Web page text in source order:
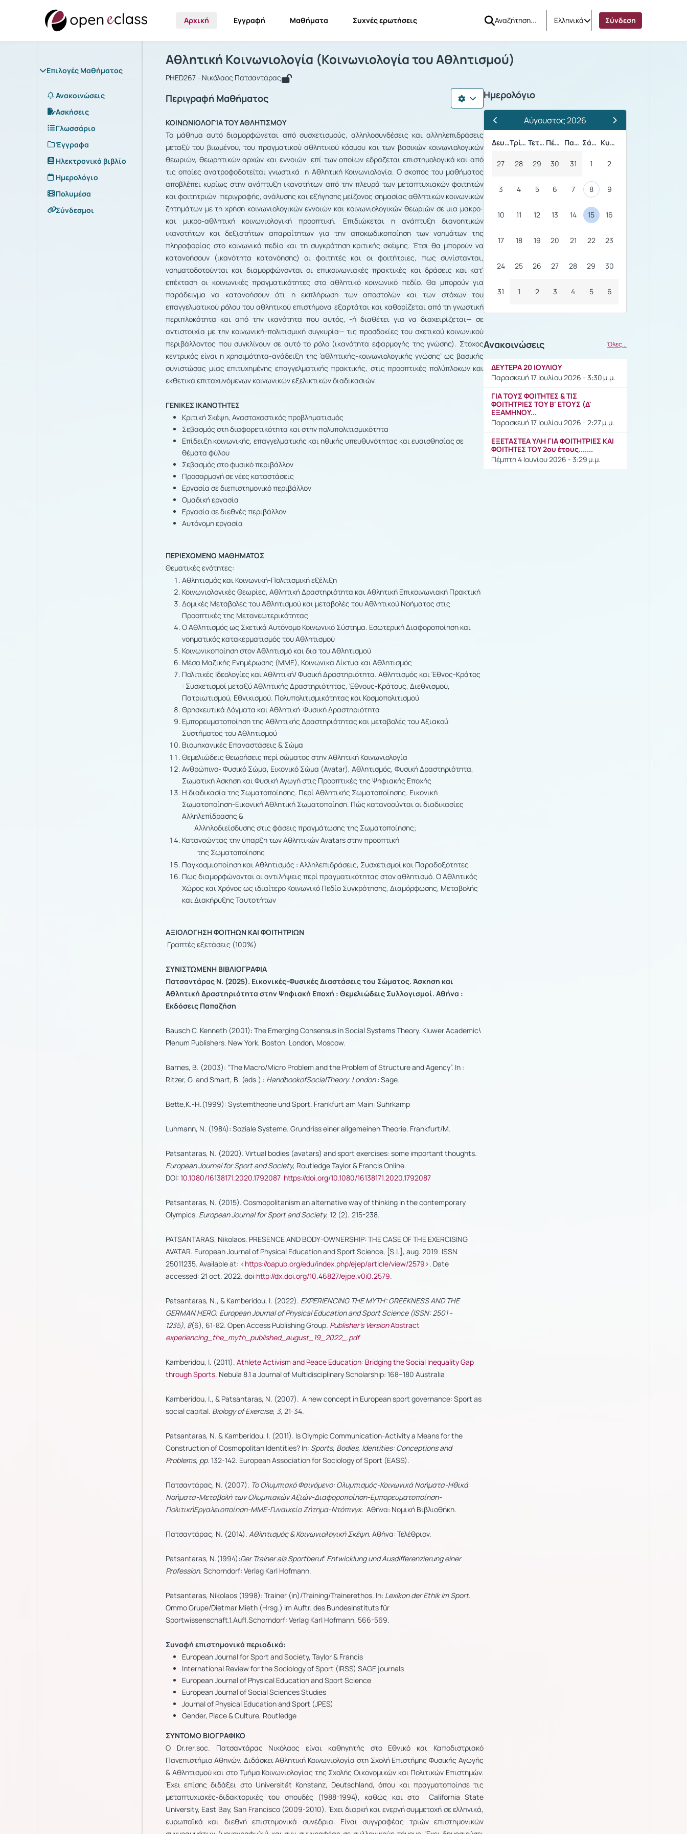
Αρχική Εγγραφή Μαθήματα Συχνές ερωτήσεις Ελληνικά Σύνδεση
Επιλογές Μαθήματος
Ανακοινώσεις
Ασκήσεις
Γλωσσάριο
Έγγραφα
Ηλεκτρονικό βιβλίο
Ημερολόγιο
Πολυμέσα
Σύνδεσμοι
Μάθημα : Αθλητική Κοινωνιολογία (Κοινωνιολογία του Αθλητισμού)
Αθλητική Κοινωνιολογία (Κοινωνιολογία του Αθλητισμού)
PHED267 - Νικόλαος Πατσαντάρας
Περιγραφή Μαθήματος
ΚΟΙΝΩΝΙΟΛΟΓΊΑ ΤΟΥ ΑΘΛΗΤΙΣΜΟΥ
Το μάθημα αυτό διαμορφώνεται από συσχετισμούς, αλληλοσυνδέσεις και αλληλεπιδράσεις
μεταξύ του βιωμένου, του πραγματικού αθλητικού κόσμου και των βασικών κοινωνιολογικών
θεωριών, θεωρητικών αρχών και εννοιών επί των οποίων εδράζεται επιστημολογικά και από
τις οποίες ανατροφοδοτείται γνωστικά η Αθλητική Κοινωνιολογία. Ο σκοπός του μαθήματος
αποβλέπει κυρίως στην ανάπτυξη ικανοτήτων από την πλευρά των μεταπτυχιακών φοιτητών
και φοιτητριών περιγραφής, ανάλυσης και εξήγησης μείζονος σημασίας αθλητικών κοινωνικών
ζητημάτων με τη χρήση κοινωνιολογικών εννοιών και κοινωνιολογικών θεωριών σε μια μακρο-
και μικρο-αθλητική κοινωνιολογική προοπτική. Επιδιώκεται η ανάπτυξη διανοητικών
ικανοτήτων και δεξιοτήτων απαραίτητων για την αποκωδικοποίηση των νοημάτων της
πληροφορίας στο κοινωνικό πεδίο και τη συγκρότηση κριτικής σκέψης. Έτσι θα μπορούν να
κατανοήσουν (ικανότητα κατανόησης) οι φοιτητές και οι φοιτήτριες, πως συνίστανται,
νοηματοδοτούνται και διαμορφώνονται οι επικοινωνιακές πρακτικές και δράσεις και κατ'
επέκταση οι κοινωνικές πραγματικότητες στο αθλητικό κοινωνικό πεδίο. Θα μπορούν για
παράδειγμα να κατανοήσουν ότι η εκπλήρωση των αποστολών και των στόχων του
επαγγελματικού ρόλου του αθλητικού επιστήμονα εξαρτάται και καθορίζεται από τη γνωστική
περιπλοκότητα και από την ικανότητα που αυτός, -ή διαθέτει για να διαχειρίζεται— σε
αντιστοιχία με την κοινωνική-πολιτισμική συγκυρία— τις προσδοκίες του σχετικού κοινωνικού
περιβάλλοντος που συγκλίνουν σε αυτό το ρόλο (ικανότητα εφαρμογής της γνώσης). Στόχος
κεντρικός είναι η χρησιμότητα-ανάδειξη της ’αθλητικής-κοινωνιολογικής γνώσης’ ως βασικής
συνιστώσας μιας επιτυχημένης επαγγελματικής πρακτικής, στις προοπτικές πολύπλοκων και
εκθετικά επιταχυνόμενων κοινωνικών εξελικτικών διαδικασιών.
ΓΕΝΙΚΕΣ ΙΚΑΝΟΤΗΤΕΣ
Κριτική Σκέψη, Αναστοχαστικός προβληματισμός
Σεβασμός στη διαφορετικότητα και στην πολυπολιτισμικότητα
Επίδειξη κοινωνικής, επαγγελματικής και ηθικής υπευθυνότητας και ευαισθησίας σε
θέματα φύλου
Σεβασμός στο φυσικό περιβάλλον
Προσαρμογή σε νέες καταστάσεις
Εργασία σε διεπιστημονικό περιβάλλον
Ομαδική εργασία
Εργασία σε διεθνές περιβάλλον
Αυτόνομη εργασία
ΠΕΡΙΕΧΟΜΕΝΟ ΜΑΘΗΜΑΤΟΣ
Θεματικές ενότητες:
Αθλητισμός και Κοινωνική-Πολιτισμική εξέλιξη
Κοινωνιολογικές Θεωρίες, Αθλητική Δραστηριότητα και Αθλητική Επικοινωνιακή Πρακτική
Δομικές Μεταβολές του Αθλητισμού και μεταβολές του Αθλητικού Νοήματος στις
Προοπτικές της Μετανεωτερικότητας
Ο Αθλητισμός ως Σχετικά Αυτόνομο Κοινωνικό Σύστημα. Εσωτερική Διαφοροποίηση και
νοηματικός κατακερματισμός του Αθλητισμού
Κοινωνικοποίηση στον Αθλητισμό και δια του Αθλητισμού
Μέσα Μαζικής Ενημέρωσης (ΜΜΕ), Κοινωνικά Δίκτυα και Αθλητισμός
Πολιτικές Ιδεολογίες και Αθλητική/ Φυσική Δραστηριότητα. Αθλητισμός και Έθνος-Κράτος
: Συσχετισμοί μεταξύ Αθλητικής Δραστηριότητας, Έθνους-Κράτους, Διεθνισμού,
Πατριωτισμού, Εθνικισμού. Πολυπολιτισμικότητας και Κοσμοπολιτισμού
Θρησκευτικά Δόγματα και Αθλητική-Φυσική Δραστηριότητα
Εμπορευματοποίηση της Αθλητικής Δραστηριότητας και μεταβολές του Αξιακού
Συστήματος του Αθλητισμού
Βιομηχανικές Επαναστάσεις & Σώμα
Θεμελιώδεις θεωρήσεις περί σώματος στην Αθλητική Κοινωνιολογία
Ανθρώπινο- Φυσικό Σώμα, Εικονικό Σώμα (Avatar), Αθλητισμός, Φυσική Δραστηριότητα,
Σωματική Άσκηση και Φυσική Αγωγή στις Προοπτικές της Ψηφιακής Εποχής
Η διαδικασία της Σωματοποίησης. Περί Αθλητικής Σωματοποίησης. Εικονική
Σωματοποίηση-Εικονική Αθλητική Σωματοποίηση. Πώς κατανοούνται οι διαδικασίες
Αλληλεπίδρασης &
Αλληλοδιείσδυσης στις φάσεις πραγμάτωσης της Σωματοποίησης;
Κατανοώντας την ύπαρξη των Αθλητικών Avatars στην προοπτική
της Σωματοποίησης
Παγκοσμιοποίηση και Αθλητισμός : Αλληλεπιδράσεις, Συσχετισμοί και Παραδοξότητες
Πως διαμορφώνονται οι αντιλήψεις περί πραγματικότητας στον αθλητισμό. Ο Αθλητικός
Χώρος και Χρόνος ως ιδιαίτερο Κοινωνικό Πεδίο Συγκρότησης, Διαμόρφωσης, Μεταβολής
και Διακήρυξης Ταυτοτήτων
ΑΞΙΟΛΟΓΗΣΗ ΦΟΙΤΗΩΝ ΚΑΙ ΦΟΙΤΗΤΡΙΩΝ
Γραπτές εξετάσεις (100%)
ΣΥΝΙΣΤΩΜΕΝΗ ΒΙΒΛΙΟΓΡΑΦΙΑ
Πατσαντάρας Ν. (2025). Εικονικές-Φυσικές Διαστάσεις του Σώματος. Άσκηση και
Αθλητική Δραστηριότητα στην Ψηφιακή Εποχή : Θεμελιώδεις Συλλογισμοί. Αθήνα :
Εκδόσεις Παπαζήση
Bausch C. Kenneth (2001): The Emerging Consensus in Social Systems Theory. Kluwer Academic\
Plenum Publishers. New York, Boston, London, Moscow.
Barnes, B. (2003): “The Macro/Micro Problem and the Problem of Structure and Agency”. In :
Ritzer, G. and Smart, B. (eds.) : HandbookofSocialTheory. London: Sage.
Bette,K.-H.(1999): Systemtheorie und Sport. Frankfurt am Main: Suhrkamp
Luhmann, N. (1984): Soziale Systeme. Grundriss einer allgemeinen Theorie. Frankfurt/M.
Patsantaras, N. (2020). Virtual bodies (avatars) and sport exercises: some important thoughts.
European Journal for Sport and Society, Routledge Taylor & Francis Online.
DOI: 10.1080/16138171.2020.1792087 https://doi.org/10.1080/16138171.2020.1792087
Patsantaras, N. (2015). Cosmopolitanism an alternative way of thinking in the contemporary
Olympics. EuropeanJournal for Sport and Society, 12 (2), 215-238.
PATSANTARAS, Nikolaos. PRESENCE AND BODY-OWNERSHIP: THE CASE OF THE EXERCISING
AVATAR. European Journal of Physical Education and Sport Science, [S.l.], aug. 2019. ISSN
25011235. Available at: < https://oapub.org/edu/index.php/ejep/article/view/2579 >. Date
accessed: 21 oct. 2022. doi:http://dx.doi.org/10.46827/ejpe.v0i0.2579.
Patsantaras, N., & Kamberidou, I. (2022). EXPERIENCING THE MYTH: GREEKNESS AND THE
GERMAN HERO. European Journal of Physical Education and Sport Science (ISSN: 2501 -
1235), 8(6), 61-82. Open Access Publishing Group. Publisher's VersionAbstract
experiencing_the_myth_published_august_19_2022_.pdf
Kamberidou, I. (2011). Athlete Activism and Peace Education: Bridging the Social Inequality Gap
through Sports. Nebula 8.1 a Journal of Multidisciplinary Scholarship: 168–180 Australia
Kamberidou, I., & Patsantaras, N. (2007). A new concept in European sport governance: Sport as
social capital. Biology of Exercise, 3, 21-34.
Patsantaras, N. & Kamberidou, I. (2011). Is Olympic Communication-Activity a Means for the
Construction of Cosmopolitan Identities? In: Sports, Bodies, Identities: Conceptions and
Problems, pp. 132-142. European Association for Sociology of Sport (EASS).
Πατσαντάρας, Ν. (2007). Το Ολυμπιακό Φαινόμενο: Ολυμπισμός-Κοινωνικά Νοήματα-Ηθικά
Νοήματα-Μεταβολή των Ολυμπιακών Αξιών-Διαφοροποίηση-Εμπορευματοποίηση-
ΠολιτικήΕργαλειοποίηση-ΜΜΕ-Γυναικείο Ζήτημα-Ντόπινγκ. Αθήνα: Νομική Βιβλιοθήκη.
Πατσαντάρας, Ν. (2014). Αθλητισμός & Κοινωνιολογική Σκέψη. Αθήνα: Τελέθριον.
Patsantaras, N.(1994):Der Trainer als Sportberuf. Entwicklung und Ausdifferenzierung einer
Profession. Schorndorf: Verlag Karl Hofmann.
Patsantaras, Nikolaos (1998): Trainer (in)/Training/Trainerethos. In: Lexikon der Ethik im Sport.
Ommo Grupe/Dietmar Mieth (Hrsg.) im Auftr. des Bundesinstituts für
Sportwissenschaft.1.Aufl.Schorndorf: Verlag Karl Hofmann, 566-569.
Συναφή επιστημονικά περιοδικά:
European Journal for Sport and Society, Taylor & Francis
International Review for the Sociology of Sport (IRSS) SAGE journals
European Journal of Physical Education and Sport Science
European Journal of Social Sciences Studies
Journal of Physical Education and Sport (JPES)
Gender, Place & Culture, Routledge
ΣΥΝΤΟΜΟ ΒΙΟΓΡΑΦΙΚΟ
Ο Dr.rer.soc. Πατσαντάρας Νικόλαος είναι καθηγητής στο Εθνικό και Καποδιστριακό
Πανεπιστήμιο Αθηνών. Διδάσκει Αθλητική Κοινωνιολογία στη Σχολή Επιστήμης Φυσικής Αγωγής
& Αθλητισμού και στο Τμήμα Κοινωνιολογίας της Σχολής Οικονομικών και Πολιτικών Επιστημών.
Έχει επίσης διδάξει στο Universität Konstanz, Deutschland, όπου και πραγματοποίησε τις
μεταπτυχιακές-διδακτορικές του σπουδές (1988-1994), καθώς και στο California State
University, East Bay, San Francisco (2009-2010). Έχει διαρκή και ενεργή συμμετοχή σε ελληνικά,
ευρωπαϊκά και διεθνή επιστημονικά συνέδρια. Είναι συγγραφέας τριών επιστημονικών
Ημερολόγιο
Προηγούμενος Μήνας
Αύγουστος 2026
Επόμενος Μήνας
Δευτέρα
Τρίτη Τετάρτη Πέμπτη Παρασκευή Σάββατο Κυριακή
27 28 29 30 31 1 2
3 4 5 6 7 8 9
10 11 12 13 14 15 16
17 18 19 20 21 22 23
24 25 26 27 28 29 30
31 1 2 3 4 5 6
Ανακοινώσεις Όλες...
ΔΕΥΤΕΡΑ 20 ΙΟΥΛΙΟΥ
Παρασκευή 17 Ιουλίου 2026 - 3:30 μ.μ.
ΓΙΑ ΤΟΥΣ ΦΟΙΤΗΤΕΣ & ΤΙΣ
ΦΟΙΤΗΤΡΙΕΣ ΤΟΥ Β' ΕΤΟΥΣ (Δ'
ΕΞΑΜΗΝΟΥ...
Παρασκευή 17 Ιουλίου 2026 - 2:27 μ.μ.
ΕΞΕΤΑΣΤΕΑ ΥΛΗ ΓΙΑ ΦΟΙΤΗΤΡΙΕΣ ΚΑΙ
ΦΟΙΤΗΤΕΣ ΤΟΥ 2ου έτους.......
Πέμπτη 4 Ιουνίου 2026 - 3:29 μ.μ.